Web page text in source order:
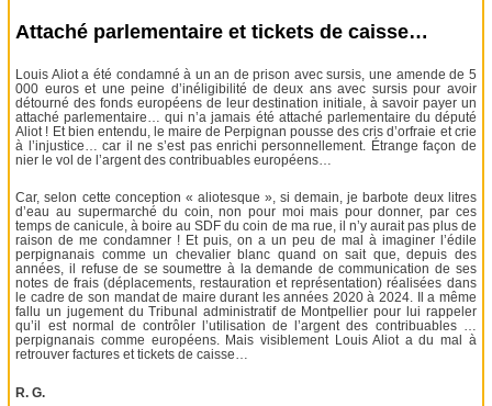
Attaché parlementaire et tickets de caisse…
Louis Aliot a été condamné à un an de prison avec sursis, une amende de 5
000 euros et une peine d’inéligibilité de deux ans avec sursis pour avoir
détourné des fonds européens de leur destination initiale, à savoir payer un
attaché parlementaire… qui n’a jamais été attaché parlementaire du député
Aliot ! Et bien entendu, le maire de Perpignan pousse des cris d’orfraie et crie
à l’injustice… car il ne s’est pas enrichi personnellement. Étrange façon de
nier le vol de l’argent des contribuables européens…
Car, selon cette conception « aliotesque », si demain, je barbote deux litres
d’eau au supermarché du coin, non pour moi mais pour donner, par ces
temps de canicule, à boire au SDF du coin de ma rue, il n’y aurait pas plus de
raison de me condamner ! Et puis, on a un peu de mal à imaginer l’édile
perpignanais comme un chevalier blanc quand on sait que, depuis des
années, il refuse de se soumettre à la demande de communication de ses
notes de frais (déplacements, restauration et représentation) réalisées dans
le cadre de son mandat de maire durant les années 2020 à 2024. Il a même
fallu un jugement du Tribunal administratif de Montpellier pour lui rappeler
qu’il est normal de contrôler l’utilisation de l’argent des contribuables …
perpignanais comme européens. Mais visiblement Louis Aliot a du mal à
retrouver factures et tickets de caisse…
R. G.